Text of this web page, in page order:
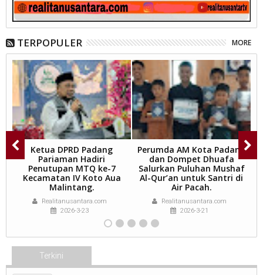
TERPOPULER MORE
Ketua DPRD Padang
Pariaman Hadiri
Penutupan MTQ ke-7
Kecamatan IV Koto Aua
Malintang.
Realitanusantara.com
2026-3-23
Perumda AM Kota Padang
dan Dompet Dhuafa
Salurkan Puluhan Mushaf
Al-Qur’an untuk Santri di
Air Pacah.
Realitanusantara.com
2026-3-21
Terkini